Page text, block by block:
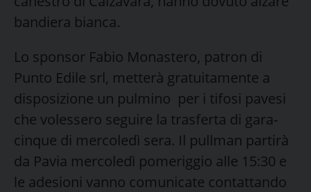
bandiera bianca.
Lo sponsor Fabio Monastero, patron di
Punto Edile srl, metterà gratuitamente a
disposizione un pulmino per i tifosi pavesi
che volessero seguire la trasferta di gara-
cinque di mercoledì sera. Il pullman partirà
da Pavia mercoledì pomeriggio alle 15:30 e
le adesioni vanno comunicate contattando